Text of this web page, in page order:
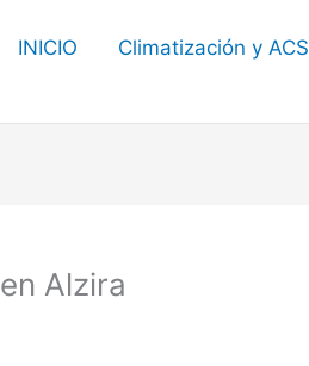
INICIO Climatización y ACS
Alzira